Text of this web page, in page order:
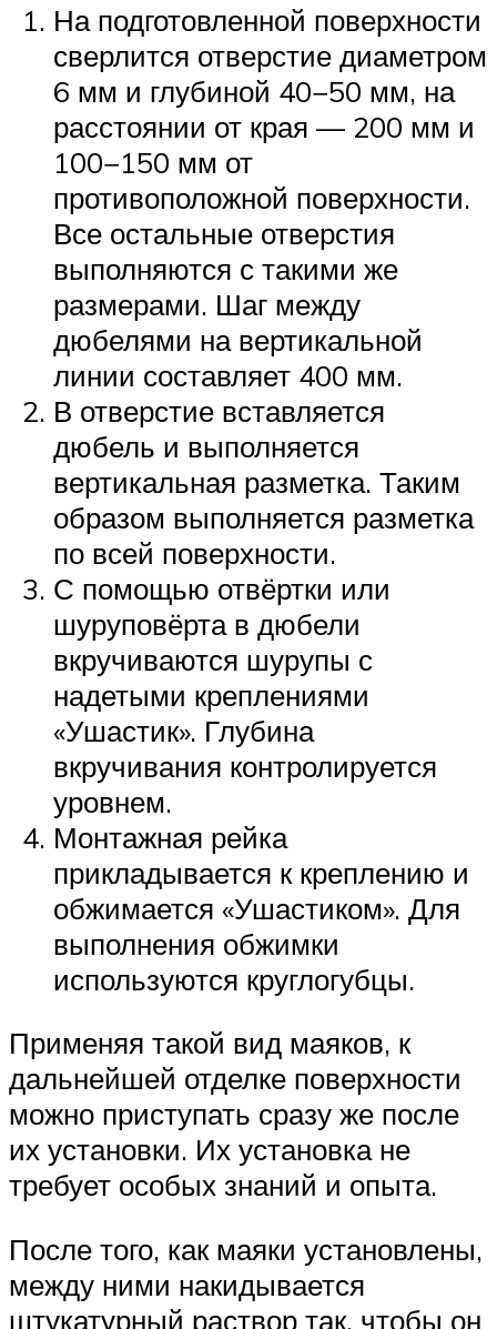
На подготовленной поверхности
сверлится отверстие диаметром
6 мм и глубиной 40−50 мм, на
расстоянии от края — 200 мм и
100−150 мм от
противоположной поверхности.
Все остальные отверстия
выполняются с такими же
размерами. Шаг между
дюбелями на вертикальной
линии составляет 400 мм.
В отверстие вставляется
дюбель и выполняется
вертикальная разметка. Таким
образом выполняется разметка
по всей поверхности.
С помощью отвёртки или
шуруповёрта в дюбели
вкручиваются шурупы с
надетыми креплениями
«Ушастик». Глубина
вкручивания контролируется
уровнем.
Монтажная рейка
прикладывается к креплению и
обжимается «Ушастиком». Для
выполнения обжимки
используются круглогубцы.
Применяя такой вид маяков, к
дальнейшей отделке поверхности
можно приступать сразу же после
их установки. Их установка не
требует особых знаний и опыта.
После того, как маяки установлены,
между ними накидывается
штукатурный раствор так, чтобы он